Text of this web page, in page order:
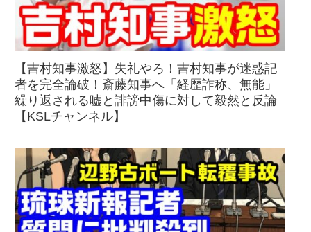
【吉村知事激怒】失礼やろ！吉村知事が迷惑記
者を完全論破！斎藤知事へ「経歴詐称、無能」
繰り返される嘘と誹謗中傷に対して毅然と反論
【KSLチャンネル】